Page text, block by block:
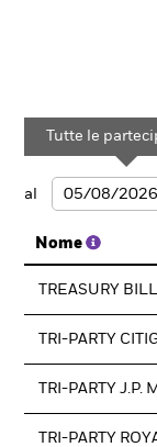
Tutte le
al
Nome
TREASURY BILL
TRI-PARTY
TRI-PARTY J.P.
TRI-PARTY